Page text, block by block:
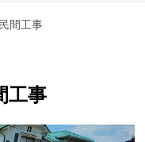
間工事
工事